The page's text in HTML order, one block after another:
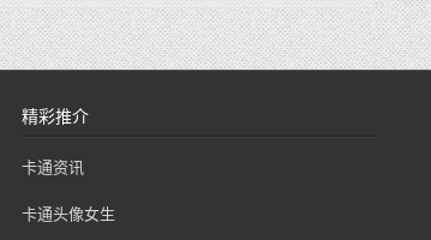
精彩推介
卡通资讯
卡通头像女生